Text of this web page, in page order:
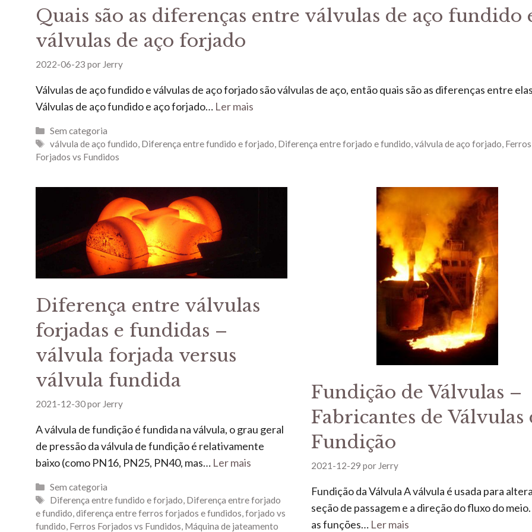
Quais são as diferenças entre válvulas de aço fundido
válvulas de aço forjado
2022-06-23 por Jerry
Válvulas de aço fundido e válvulas de aço forjado são válvulas de aço, então quais são as diferenças entre
Válvulas de aço fundido e aço forjado… Ler mais
Sem categoria
válvula de aço fundido, Diferença entre fundido e forjado, Diferença entre forjado e fundido,válvula de aço forjado, Ferros
Forjados vs Fundidos
Diferença entre válvulas
forjadas e fundidas –
válvula forjada versus
válvula fundida
2021-12-30por Jerry
A válvula de fundição é fundida na válvula, o grau geral
de pressão da válvula de fundição é relativamente
baixo (como PN16, PN25, PN40, mas… Ler mais
Sem categoria
Diferença entre fundido e forjado Diferença entre forjado
e fundido diferença entre ferros forjados e fundidos forjado vs
fundido Ferros Forjados vs Fundidos Máquina de jateamento
Fundição de Válvulas –
Fabricantes de Válvulas
Fundição
2021-12-29 por Jerry
Fundição da Válvula A válvula é usada para
seção de passagem e a direção do fluxo do
as funções… Ler mais